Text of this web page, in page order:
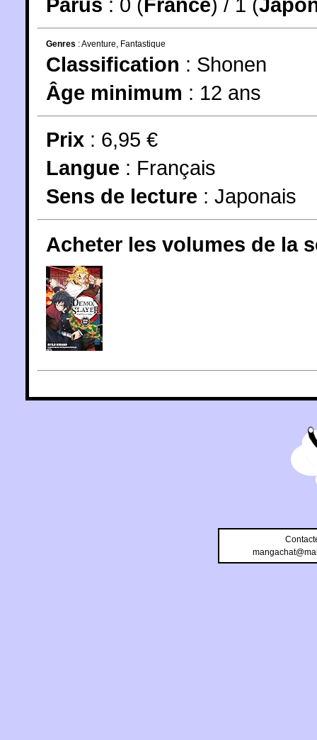
Genres :Aventure Fantastique
Classification : Shonen
Âge minimum : 12 ans
Prix : 6,95 €
Langue : Français
Sens de lecture : Japonais
Acheter les volumes de la